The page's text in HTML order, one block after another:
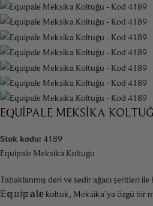
EQUIPALE MEKSIKA
Stok kodu: 4189
Equipale Meksika Koltuğu
Tabaklanmış deri ve sedir ağacı şeritleri ile
𝔼𝕢𝕦𝕚𝕡𝕒𝕝𝕖 koltuk, Meksika’ya özgü bir